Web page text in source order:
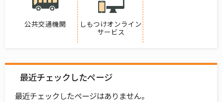
公共交通機関
しもつけオンライン
サービス
最近チェックしたページ
最近チェックしたページはありません。